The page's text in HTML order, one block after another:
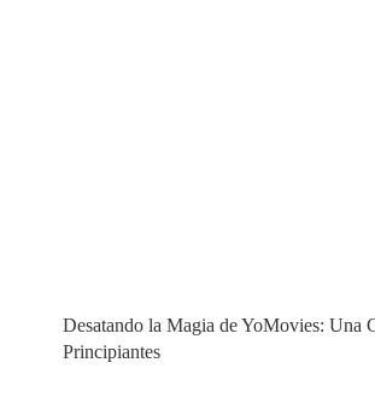
Desatando la Magia de YoMovies: Una
Principiantes